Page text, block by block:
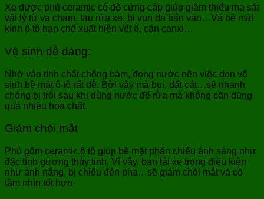
Xe được phủ ceramic có độ cứng cáp giúp giảm thiểu ma sát
vật lý từ va chạm, lau rửa xe, bị vụn đá bắn vào…Và bề mặt
kính ô tô hạn chế xuất hiện vết ố, cặn canxi…
Vệ sinh dễ dàng:
Nhờ vào tính chất chống bám, đọng nước nên việc dọn vệ
sinh bề mặt ô tô rất dễ. Bởi vậy mà bụi, đất cát…sẽ nhanh
chóng bị trôi sau khi dùng nước để rửa mà không cần dùng
quá nhiều hóa chất.
Giảm chói mắt
Phủ gốm ceramic ô tô giúp bề mặt phản chiếu ánh sáng như
đặc tính gương thủy tinh. Vì vậy, bạn lái xe trong điều kiện
như ánh nắng, bị chiếu đèn pha…sẽ giảm chói mắt và có
tầm nhìn tốt hơn.